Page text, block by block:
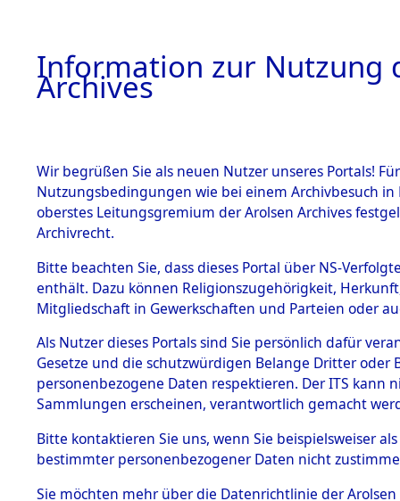
BESTÄNDE
1.
mente
5. Verschiedenes
5.3
Todesmärsche
5.3.1 Alliierte
Erhebungen
zu
Todesmärsch
en
Coesfeld
Information zur Nutzung
Archives
Wir begrüßen Sie als neuen Nutzer unseres Portals!
Nutzungsbedingungen wie bei einem Archivbesuch
oberstes Leitungsgremium der Arolsen Archives
Archivrecht.
Bitte beachten Sie, dass dieses Portal über NS-
enthält. Dazu können Religionszugehörigkeit,
Mitgliedschaft in Gewerkschaften und Parteien oder
Als Nutzer dieses Portals sind Sie persönlich dafür
Gesetze und die schutzwürdigen Belange Dritter
personenbezogene Daten respektieren. Der ITS
Sammlungen erscheinen, verantwortlich gemacht
Bitte kontaktieren Sie uns, wenn Sie beispielsweiser
bestimmter personenbezogener Daten nicht
Sie möchten mehr über die Datenrichtlinie der Arolsen